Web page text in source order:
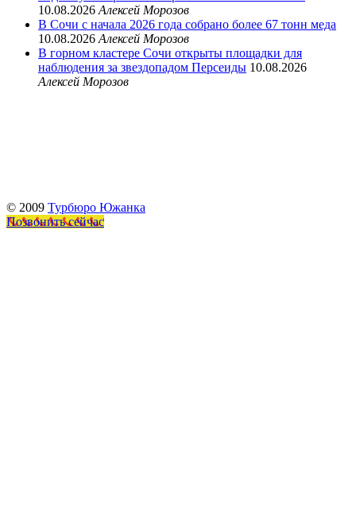
10.08.2026 Алексей Морозов
В Сочи с начала 2026 года собрано более 67 тонн меда
10.08.2026 Алексей Морозов
В горном кластере Сочи открыты площадки для
наблюдения за звездопадом Персеиды 10.08.2026
Алексей Морозов
© 2009 Турбюро Южанка
Позвонить сейчас